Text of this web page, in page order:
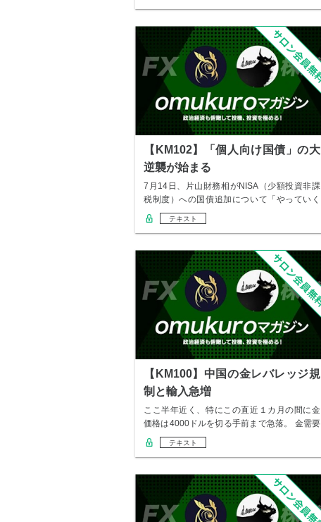
【KM102】「個人向け国債」の大
逆襲が始まる
7月14日、片山財務相がNISA（少額投資非課
税制度）への国債追加について「やっていく
とき…
テキスト
【KM100】中国の金レバレッジ規
制と輸入急増
ここ半年近く、特にこの直近１カ月の間に金
価格は4000ドルを切る手前まで急落。 金需要
が突…
テキスト